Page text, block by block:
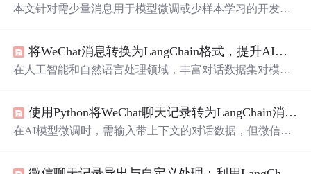
本文针对需少量消息用于模型微调或少样本学习的开发
天加载器、加载消息等步骤，还提及常见问题及解决方
案，支持灵活的AI模型训练和应用。
将WeChat消息转换为LangChain格式，提升AI模型的训练效率
在人工智能和自然语言处理领域，丰富对话数据集对模型
现，还分析了应用场景并给出实践建议，可用于模型微调
等任务。
使用Python将WeChat聊天记录转为LangChain消息格式
在AI模型微调时，需输入带上下文的对话数据，但微信直